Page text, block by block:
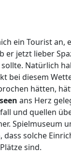
ein Tourist an,
er jetzt lieber
Natürlich
bei diesem
hätten,
ans Herz
und quellen
Spielmuseum
dass solche
sind.